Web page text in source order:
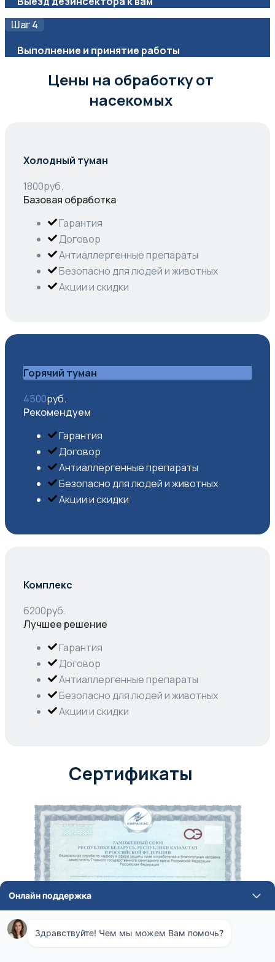
Шаг 4
Выполнение и принятие работы
Цены на обработку от
насекомых
Холодный туман
1800руб.
Базовая обработка
Гарантия
Договор
Антиаллергенные препараты
Безопасно для людей и животных
Акции и скидки
Горячий туман
4500руб.
Рекомендуем
Гарантия
Договор
Антиаллергенные препараты
Безопасно для людей и животных
Акции и скидки
Комплекс
6200руб.
Лучшее решение
Гарантия
Договор
Антиаллергенные препараты
Безопасно для людей и животных
Акции и скидки
Сертификаты